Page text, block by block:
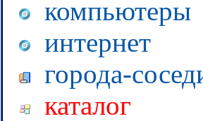
компьютеры
интернет
города-
каталог